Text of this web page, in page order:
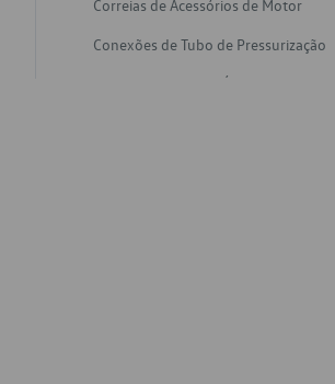
Correias de Acessórios de Motor
Conexões de Tubo de Pressurização
Varetas de Nivel de Óleo